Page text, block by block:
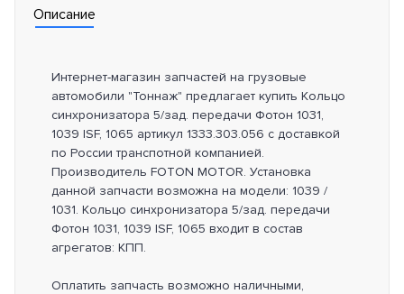
Описание
Интернет-магазин запчастей на грузовые
автомобили "Тоннаж" предлагает купить Кольцо
синхронизатора 5/зад. передачи Фотон 1031,
1039 ISF, 1065 артикул 1333.303.056 с доставкой
по России транспотной компанией.
Производитель FOTON MOTOR. Установка
данной запчасти возможна на модели: 1039 /
1031. Кольцо синхронизатора 5/зад. передачи
Фотон 1031, 1039 ISF, 1065 входит в состав
агрегатов: КПП.
Оплатить запчасть возможно наличными,